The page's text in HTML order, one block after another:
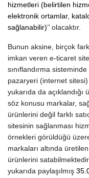
hizmetleri (belirtilen
elektronik ortamlar,
sağlanabilir)’’ olacaktır.
Bunun aksine, birçok
imkan veren e-ticaret
sınıflandırma sisteminde
pazaryeri (internet sitesi)
yukarıda da açıklandığı
söz konusu markalar,
ürünlerini değil farklı
sitesinin sağlanması
örnekleri görüldüğü
markaları altında üretilen
ürünlerini
yukarıda paylaşılmış